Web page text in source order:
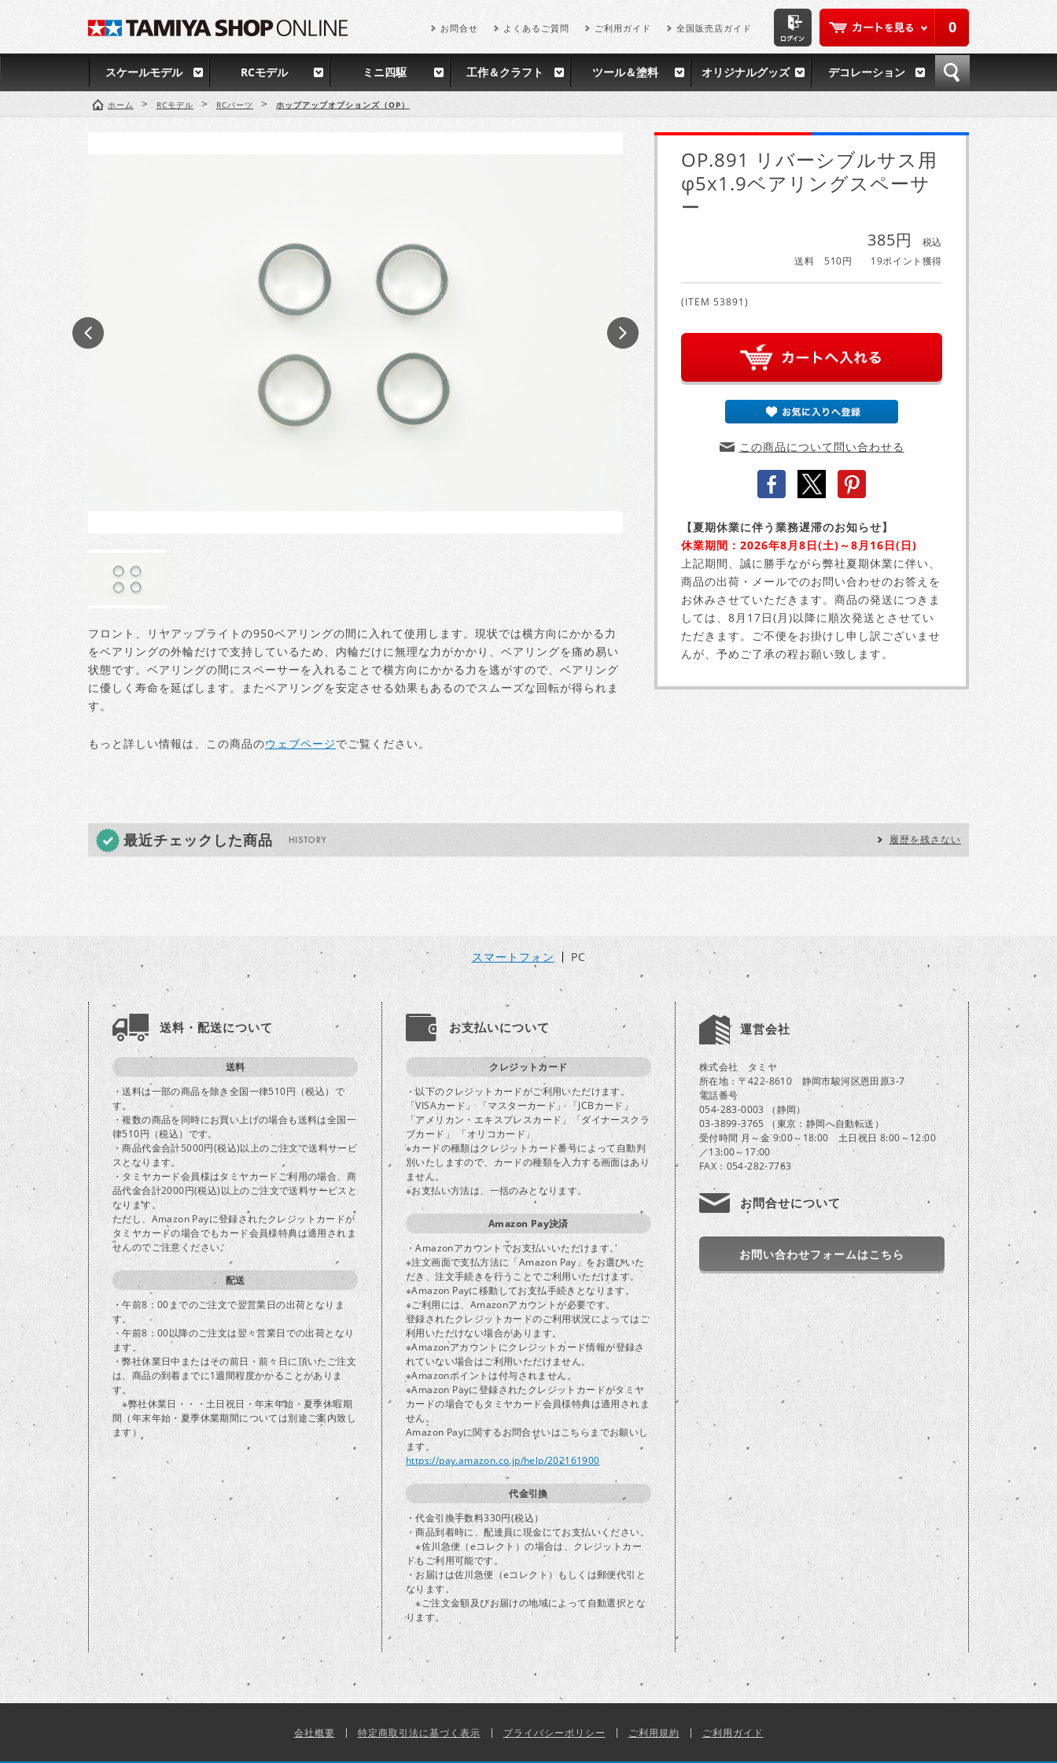
0
お問合せ よくあるご質問 ご利用ガイド 全国販売店ガイド
スケールモデル RCモデル ミニ四駆 工作＆クラフト ツール＆塗料 オリジナルグッズ デコレーション
ホーム > RCモデル > RCパーツ > ホップアップオプションズ（OP）
フロント、リヤアップライトの950ベアリングの間に入れて使用します。現状では横方向にかかる力
をベアリングの外輪だけで支持しているため、内輪だけに無理な力がかかり、ベアリングを痛め易い
状態です。ベアリングの間にスペーサーを入れることで横方向にかかる力を逃がすので、ベアリング
に優しく寿命を延ばします。またベアリングを安定させる効果もあるのでスムーズな回転が得られま
す。
もっと詳しい情報は、この商品のウェブページでご覧ください。
OP.891 リバーシブルサス用
φ5x1.9ベアリングスペーサ
ー
385円
税込
送料 510円
19ポイント獲得
(ITEM 53891)
この商品について問い合わせる
【夏期休業に伴う業務遅滞のお知らせ】
休業期間：2026年8月8日(土)～8月16日(日)
上記期間、誠に勝手ながら弊社夏期休業に伴い、
商品の出荷・メールでのお問い合わせのお答えを
お休みさせていただきます。商品の発送につきま
しては、8月17日(月)以降に順次発送とさせてい
ただきます。ご不便をお掛けし申し訳ございませ
んが、予めご了承の程お願い致します。
最近チェックした商品 履歴を残さない
スマートフォン PC
送料・配送について
送料
・送料は一部の商品を除き全国一律510円（税込）で
す。
・複数の商品を同時にお買い上げの場合も送料は全国一
律510円（税込）です。
・商品代金合計5000円(税込)以上のご注文で送料サービ
スとなります。
・タミヤカード会員様はタミヤカードご利用の場合、商
品代金合計2000円(税込)以上のご注文で送料サービスと
なります。
ただし、Amazon Payに登録されたクレジットカードが
タミヤカードの場合でもカード会員様特典は適用されま
せんのでご注意ください。
配送
・午前8：00までのご注文で翌営業日の出荷となりま
す。
・午前8：00以降のご注文は翌々営業日での出荷となり
ます。
・弊社休業日中またはその前日・前々日に頂いたご注文
は、商品の到着までに1週間程度かかることがありま
す。
※弊社休業日・・・土日祝日・年末年始・夏季休暇期
間（年末年始・夏季休業期間については別途ご案内致し
ます）
お支払いについて
クレジットカード
・以下のクレジットカードがご利用いただけます。
「VISAカード」 「マスターカード」 「JCBカード」
「アメリカン・エキスプレスカード」「ダイナースクラ
ブカード」 「オリコカード」
※カードの種類はクレジットカード番号によって自動判
別いたしますので、カードの種類を入力する画面はあり
ません。
※お支払い方法は、一括のみとなります。
Amazon Pay決済
・Amazonアカウントでお支払いいただけます。
※注文画面で支払方法に「Amazon Pay」をお選びいた
だき、注文手続きを行うことでご利用いただけます。
※Amazon Payに移動してお支払手続きとなります。
※ご利用には、Amazonアカウントが必要です。
登録されたクレジットカードのご利用状況によってはご
利用いただけない場合があります。
※Amazonアカウントにクレジットカード情報が登録さ
れていない場合はご利用いただけません。
※Amazonポイントは付与されません。
※Amazon Payに登録されたクレジットカードがタミヤ
カードの場合でもタミヤカード会員様特典は適用されま
せん。
Amazon Payに関するお問合せいはこちらまでお願いし
ます。
https://pay.amazon.co.jp/help/202161900
代金引換
・代金引換手数料330円(税込）
・商品到着時に、配達員に現金にてお支払いください。
※佐川急便（eコレクト）の場合は、クレジットカー
ドもご利用可能です。
・お届けは佐川急便（eコレクト）もしくは郵便代引と
なります。
※ご注文金額及びお届けの地域によって自動選択とな
ります。
運営会社
株式会社 タミヤ
所在地：〒422-8610 静岡市駿河区恩田原3-7
電話番号
054-283-0003 （静岡）
03-3899-3765 （東京：静岡へ自動転送）
受付時間 月～金 9:00～18:00 土日祝日 8:00～12:00
／13:00～17:00
FAX：054-282-7763
お問合せについて
お問い合わせフォームはこちら
会社概要 特定商取引法に基づく表示 プライバシーポリシー ご利用規約 ご利用ガイド